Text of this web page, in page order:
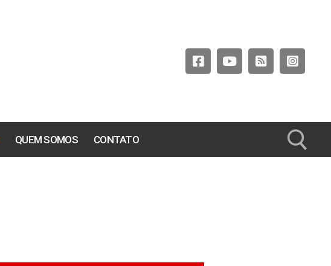
QUEM SOMOS CONTATO